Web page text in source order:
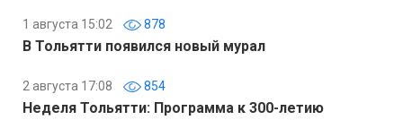
1 августа 15:02 878
В Тольятти появился новый мурал
2 августа 17:08 854
Неделя Тольятти: Программа к 300-летию